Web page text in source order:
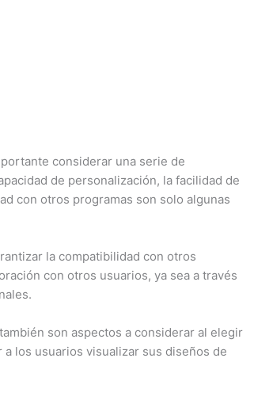
considerar una serie de
de personalización, la facilidad de
con otros programas son solo algunas
la compatibilidad con otros
con otros usuarios, ya sea a través
son aspectos a considerar al elegir
los usuarios visualizar sus diseños de